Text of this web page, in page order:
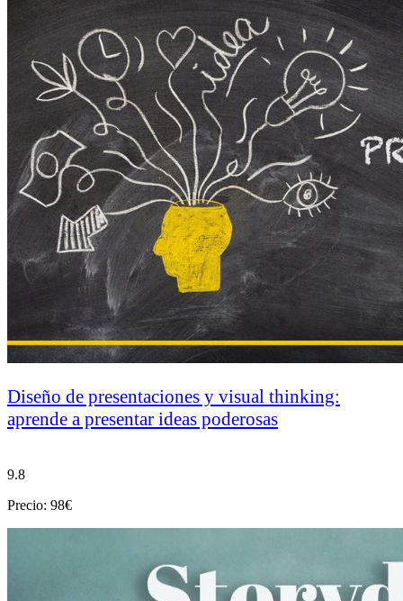
Diseño de presentaciones y visual thinking:
aprende a presentar ideas poderosas
9.8
Precio: 98€